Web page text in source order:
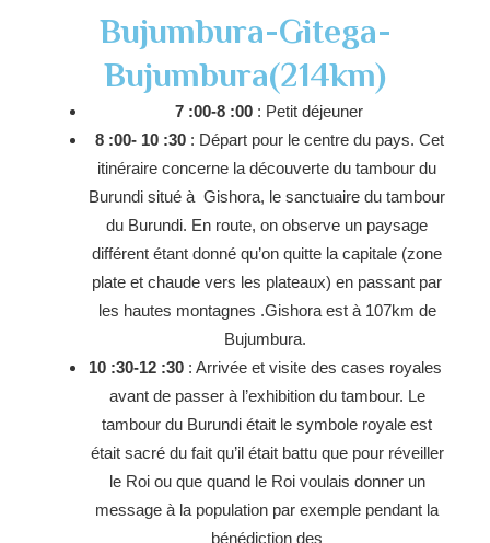
Bujumbura-Gitega-
Bujumbura(214km)
7 :00-8 :00 : Petit déjeuner
8 :00- 10 :30: Départ pour le centre du pays. Cet
itinéraire concerne la découverte du tambour du
Burundi situé à Gishora, le sanctuaire du tambour
du Burundi. En route, on observe un paysage
différent étant donné qu’on quitte la capitale (zone
plate et chaude vers les plateaux) en passant par
les hautes montagnes .Gishora est à 107km de
Bujumbura.
10 :30-12 :30: Arrivée et visite des cases royales
avant de passer à l’exhibition du tambour. Le
tambour du Burundi était le symbole royale est
était sacré du fait qu’il était battu que pour réveiller
le Roi ou que quand le Roi voulais donner un
message à la population par exemple pendant la
bénédiction des